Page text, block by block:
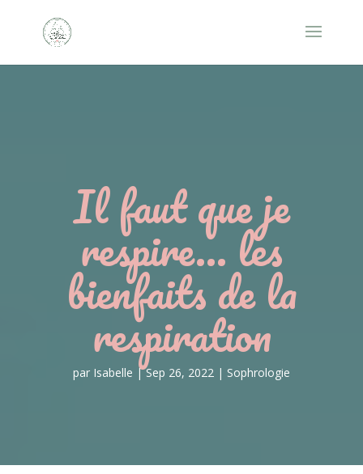
Il faut que je
respire… les
bienfaits de la
respiration
par Isabelle |Sep 26, 2022 | Sophrologie